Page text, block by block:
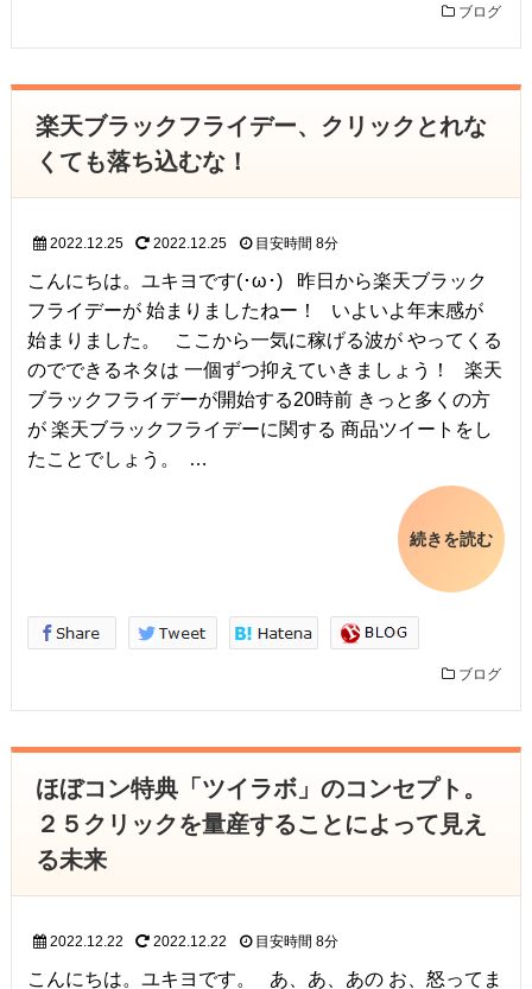
ブログ
楽天ブラックフライデー、クリックとれな
くても落ち込むな！
2022.12.25 2022.12.25 目安時間 8分
こんにちは。ユキヨです(･ω･) 昨日から楽天ブラック
フライデーが 始まりましたねー！ いよいよ年末感が
始まりました。 ここから一気に稼げる波が やってくる
のでできるネタは 一個ずつ抑えていきましょう！ 楽天
ブラックフライデーが開始する20時前 きっと多くの方
が 楽天ブラックフライデーに関する 商品ツイートをし
たことでしょう。 …
続きを読む
ブログ
ほぼコン特典「ツイラボ」のコンセプト。
２５クリックを量産することによって見え
る未来
2022.12.22 2022.12.22 目安時間 8分
こんにちは。ユキヨです。 あ、あ、あの お、怒ってま